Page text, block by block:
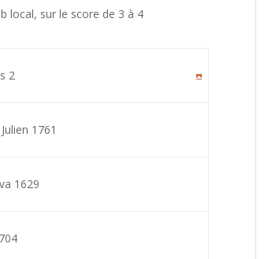
local, sur le score de 3 à 4
2
1761
1629